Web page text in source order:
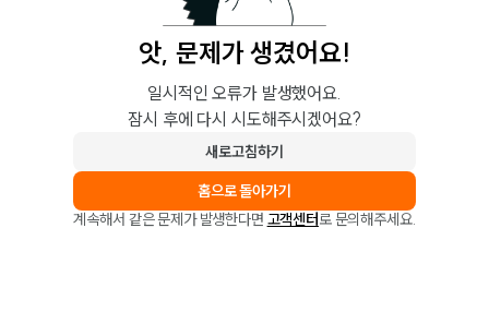
앗, 문제가 생겼어요!
일시적인 오류가 발생했어요.
잠시 후에 다시 시도해주시겠어요?
새로고침하기
홈으로 돌아가기
계속해서 같은 문제가 발생한다면 고객센터로 문의해주세요.